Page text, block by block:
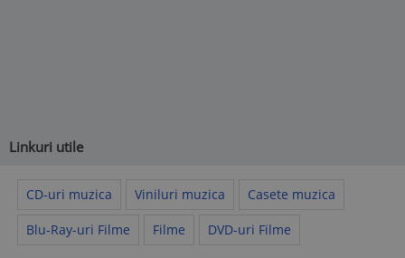
Linkuri utile
CD-uri muzica Viniluri muzica Casete muzica
Blu-Ray-uri Filme Filme DVD-uri Filme